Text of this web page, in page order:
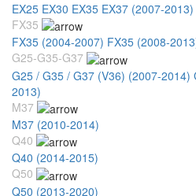
EX25 EX30 EX35 EX37 (2007-2013)
FX35
FX35 (2004-2007) FX35 (2008-
G25-G35-G37
G25 / G35 / G37 (V36) (2007-2014)
2013)
M37
M37 (2010-2014)
Q40
Q40 (2014-2015)
Q50
Q50 (2013-2020)